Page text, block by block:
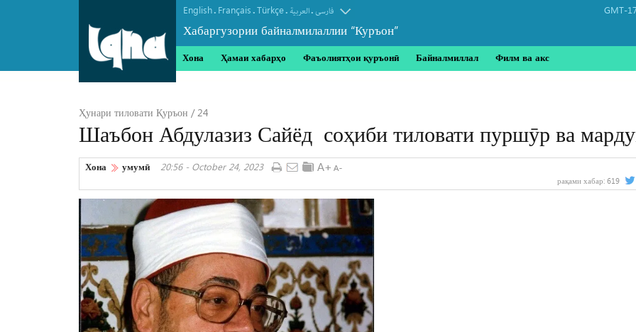
English. Français.Türkçe. العربیة.فارسی
Хабаргузории байналмилаллии “Куръон”
GMT-
Хона Ҳамаи хабарҳо Фаъолиятҳои қуръонӣ Байналмиллал Филм ва акс
Ҳунари тиловати Қуръон / 24
Шаъбон Абдулазиз Сайёд соҳиби тиловати пуршӯр ва
Хона умумӣ 20:56 - October 24, 2023
рақами хабар: 619